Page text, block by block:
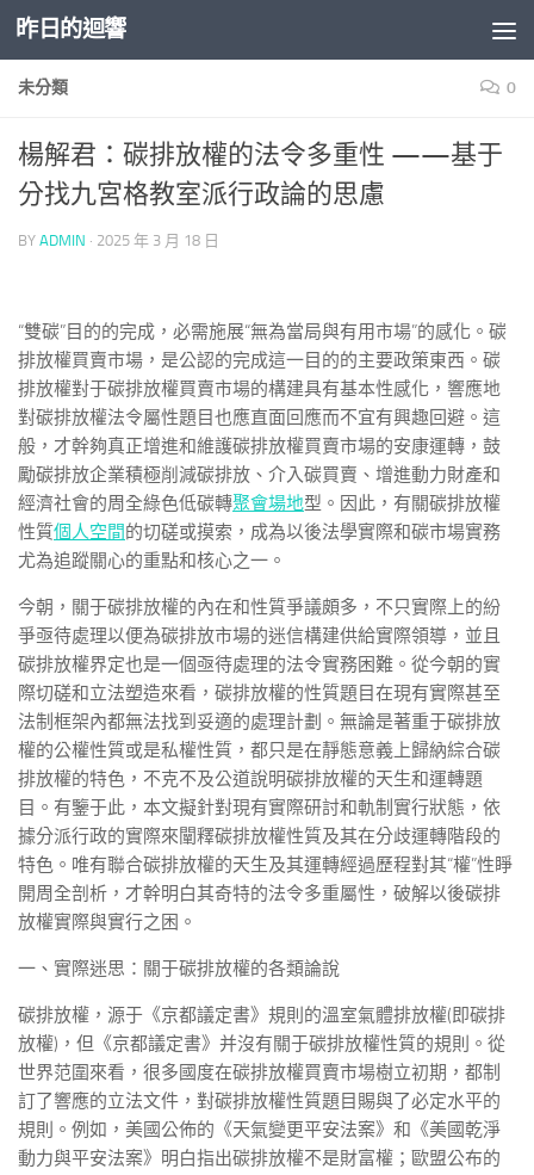
Skip to content
昨日的迴響
未分類 0
楊解君：碳排放權的法令多重性 ——基于
分找九宮格教室派行政論的思慮
BY ADMIN · 2025 年 3 月 18 日
“雙碳”目的的完成，必需施展“無為當局與有用市場”的感化。碳
排放權買賣市場，是公認的完成這一目的的主要政策東西。碳
排放權對于碳排放權買賣市場的構建具有基本性感化，響應地
對碳排放權法令屬性題目也應直面回應而不宜有興趣回避。這
般，才幹夠真正增進和維護碳排放權買賣市場的安康運轉，鼓
勵碳排放企業積極削減碳排放、介入碳買賣、增進動力財產和
經濟社會的周全綠色低碳轉聚會場地型。因此，有關碳排放權
性質個人空間的切磋或摸索，成為以後法學實際和碳市場實務
尤為追蹤關心的重點和核心之一。
今朝，關于碳排放權的內在和性質爭議頗多，不只實際上的紛
爭亟待處理以便為碳排放市場的迷信構建供給實際領導，並且
碳排放權界定也是一個亟待處理的法令實務困難。從今朝的實
際切磋和立法塑造來看，碳排放權的性質題目在現有實際甚至
法制框架內都無法找到妥適的處理計劃。無論是著重于碳排放
權的公權性質或是私權性質，都只是在靜態意義上歸納綜合碳
排放權的特色，不克不及公道說明碳排放權的天生和運轉題
目。有鑒于此，本文擬針對現有實際研討和軌制實行狀態，依
據分派行政的實際來闡釋碳排放權性質及其在分歧運轉階段的
特色。唯有聯合碳排放權的天生及其運轉經過歷程對其“權”性睜
開周全剖析，才幹明白其奇特的法令多重屬性，破解以後碳排
放權實際與實行之困。
一、實際迷思：關于碳排放權的各類論說
碳排放權，源于《京都議定書》規則的溫室氣體排放權(即碳排
放權)，但《京都議定書》并沒有關于碳排放權性質的規則。從
世界范圍來看，很多國度在碳排放權買賣市場樹立初期，都制
訂了響應的立法文件，對碳排放權性質題目賜與了必定水平的
規則。例如，美國公佈的《天氣變更平安法案》和《美國乾淨
動力與平安法案》明白指出碳排放權不是財富權；歐盟公布的